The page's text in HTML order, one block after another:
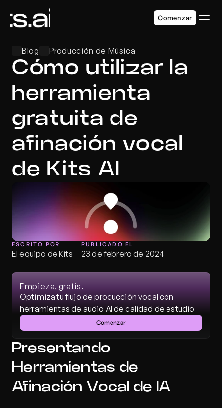
Blog Producción de Música
Cómo utilizar la
herramienta
gratuita de
afinación vocal
de Kits AI
ESCRITO POR
El equipo de Kits
PUBLICADO EL
23 de febrero de 2024
Presentando
Herramientas de
Afinación Vocal de IA
Empieza, gratis.
Optimiza tu flujo de producción vocal con
herramientas de audio AI de calidad de estudio
Comenzar
Comenzar